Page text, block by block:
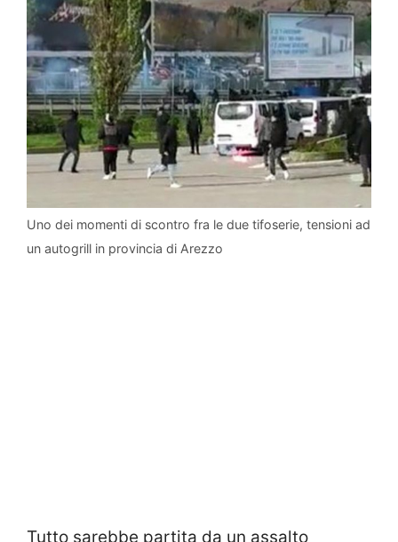
Uno dei momenti di scontro fra le due tifoserie, tensioni ad
un autogrill in provincia di Arezzo
Tutto sarebbe partita da un assalto